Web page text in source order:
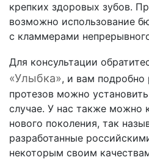
крепких здоровых зубов.
возможно использование
с кламмерами
Для консультации
«Улыбка», и вам подробно
протезов можно
случае. У нас также можно
нового поколения, так
разработанные
некоторым своим